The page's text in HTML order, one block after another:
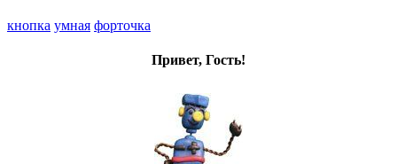
кнопка умная форточка
Привет, Гость!